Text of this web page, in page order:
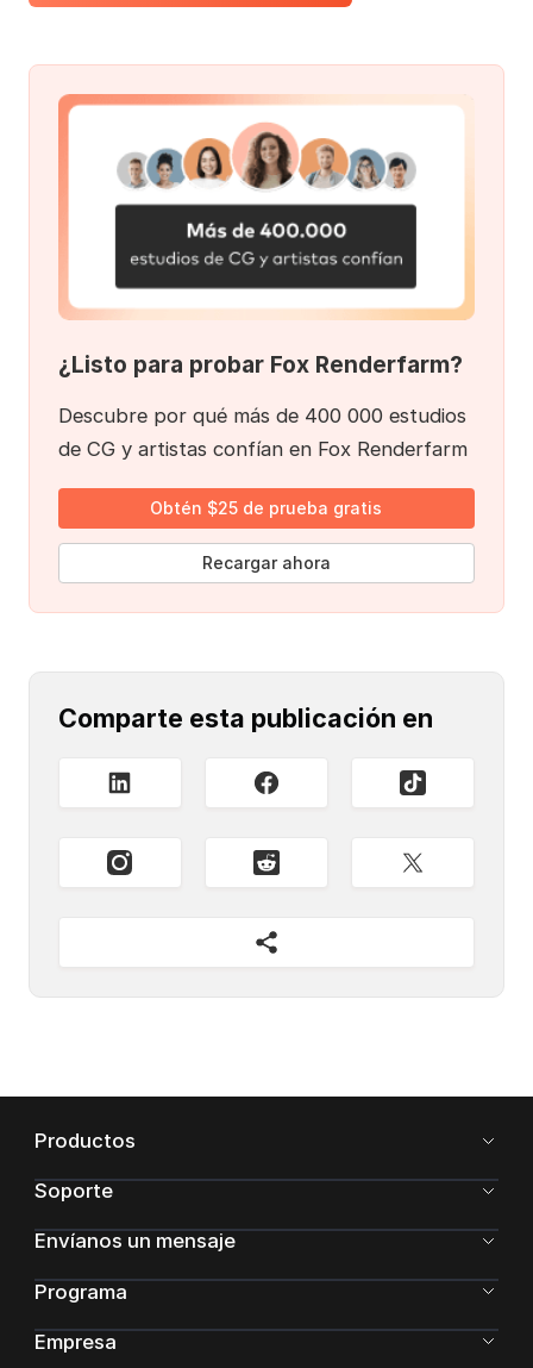
¿Listo para probar Fox Renderfarm?
Descubre por qué más de 400 000 estudios
de CG y artistas confían en Fox Renderfarm
Obtén $25 de prueba gratis
Recargar ahora
Comparte esta publicación en
Productos
Soporte
Envíanos un mensaje
Programa
Empresa